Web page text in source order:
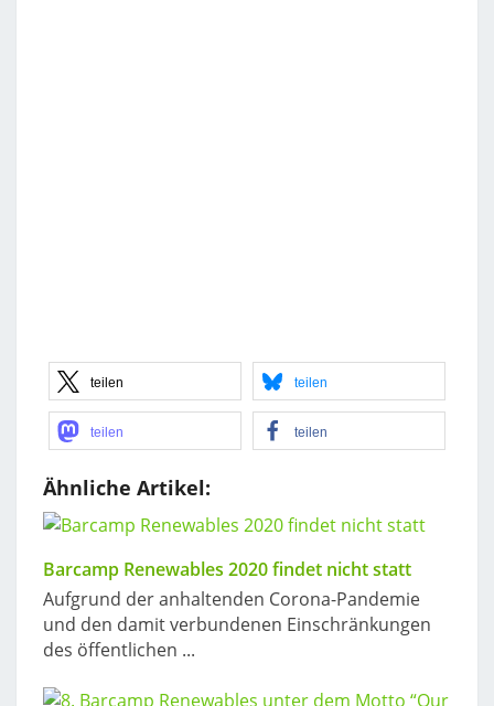
teilen teilen
teilen teilen
Ähnliche Artikel:
Barcamp Renewables 2020 findet nicht statt
Aufgrund der anhaltenden Corona-Pandemie
und den damit verbundenen Einschränkungen
des öffentlichen ...